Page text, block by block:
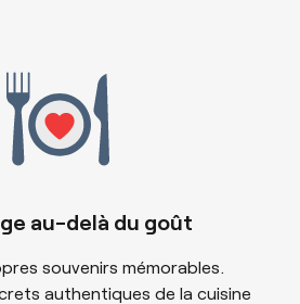
au-delà du goût
souvenirs mémorables.
authentiques de la cuisine